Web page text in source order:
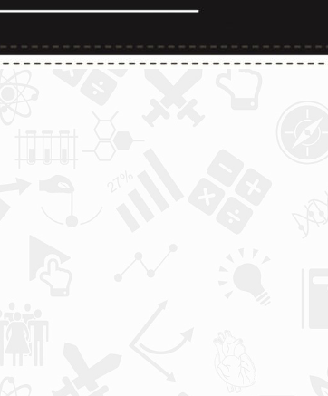
ВОШ, олимпиады и конкурсы